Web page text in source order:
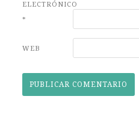
ELECTRÓNICO
*
WEB